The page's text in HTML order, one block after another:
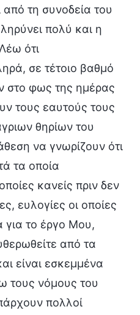
τη συνοδεία του
πολύ και η
ότι
σε τέτοιο βαθμό
στο φως της ημέρας
τους εαυτούς τους
θηρίων του
να γνωρίζουν ότι
τα οποία
κανείς πριν δεν
ευλογίες οι οποίες
για το έργο Μου,
από τα
είναι εσκεμμένα
τους νόμους του
πολλοί